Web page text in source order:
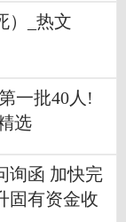
）_热文
一批40人!
选
询函 加快完
固有资金收